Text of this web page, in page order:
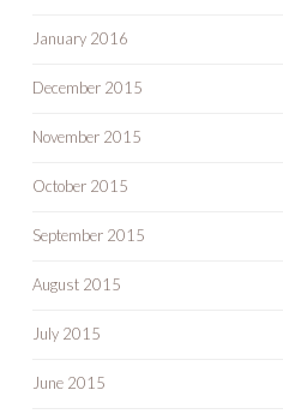
January 2016
December 2015
November 2015
October 2015
September 2015
August 2015
July 2015
June 2015